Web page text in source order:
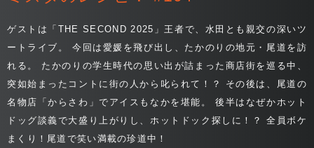
ゲストは「THE SECOND 2025」王者で、水田とも親交の深いツ
ートライブ。 今回は愛媛を飛び出し、たかのりの地元・尾道を訪
れる。 たかのりの学生時代の思い出が詰まった商店街を巡る中、
突如始まったコントに街の人から叱られて！？ その後は、尾道の
名物店「からさわ」でアイスもなかを堪能。 後半はなぜかホット
ドッグ談義で大盛り上がりし、ホットドック探しに！？ 全員ボケ
まくり！尾道で笑い満載の珍道中！